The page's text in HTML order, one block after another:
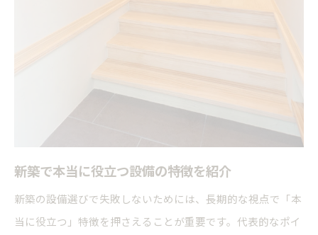
新築で本当に役立つ設備の特徴を紹介
新築の設備選びで失敗しないためには、長期的な視点で「本
当に役立つ」特徴を押さえることが重要です。代表的なポイ